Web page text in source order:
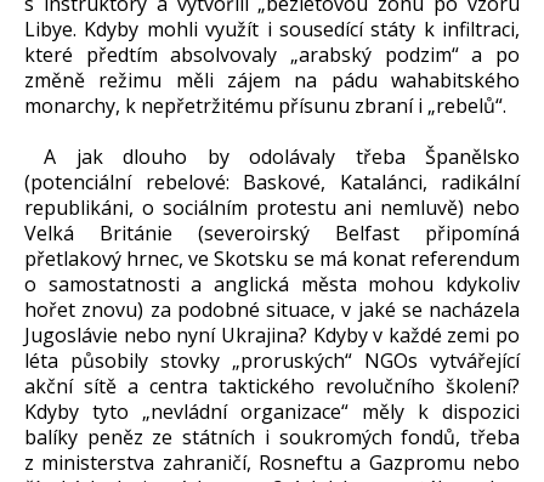
Libye. Kdyby mohli využít i sousedící státy k infiltraci,
které předtím absolvovaly „arabský podzim“ a po
změně režimu měli zájem na pádu wahabitského
monarchy, k nepřetržitému přísunu zbraní i „rebelů“.
A jak dlouho by odolávaly třeba Španělsko
(potenciální rebelové: Baskové, Katalánci, radikální
republikáni, o sociálním protestu ani nemluvě) nebo
Velká Británie (severoirský Belfast připomíná
přetlakový hrnec, ve Skotsku se má konat referendum
o samostatnosti a anglická města mohou kdykoliv
hořet znovu) za podobné situace, v jaké se nacházela
Jugoslávie nebo nyní Ukrajina? Kdyby v každé zemi po
léta působily stovky „proruských“ NGOs vytvářející
akční sítě a centra taktického revolučního školení?
Kdyby tyto „nevládní organizace“ měly k dispozici
balíky peněz ze státních i soukromých fondů, třeba
z ministerstva zahraničí, Rosneftu a Gazpromu nebo